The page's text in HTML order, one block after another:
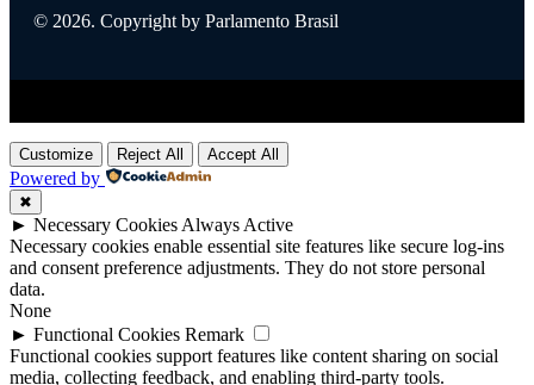
© 2026. Copyright by Parlamento Brasil
Customize Reject All Accept All
Powered by
✖
► Necessary Cookies Always Active
Necessary cookies enable essential site features like secure log-ins
and consent preference adjustments. They do not store personal
data.
None
► Functional Cookies Remark
Functional cookies support features like content sharing on social
media, collecting feedback, and enabling third-party tools.